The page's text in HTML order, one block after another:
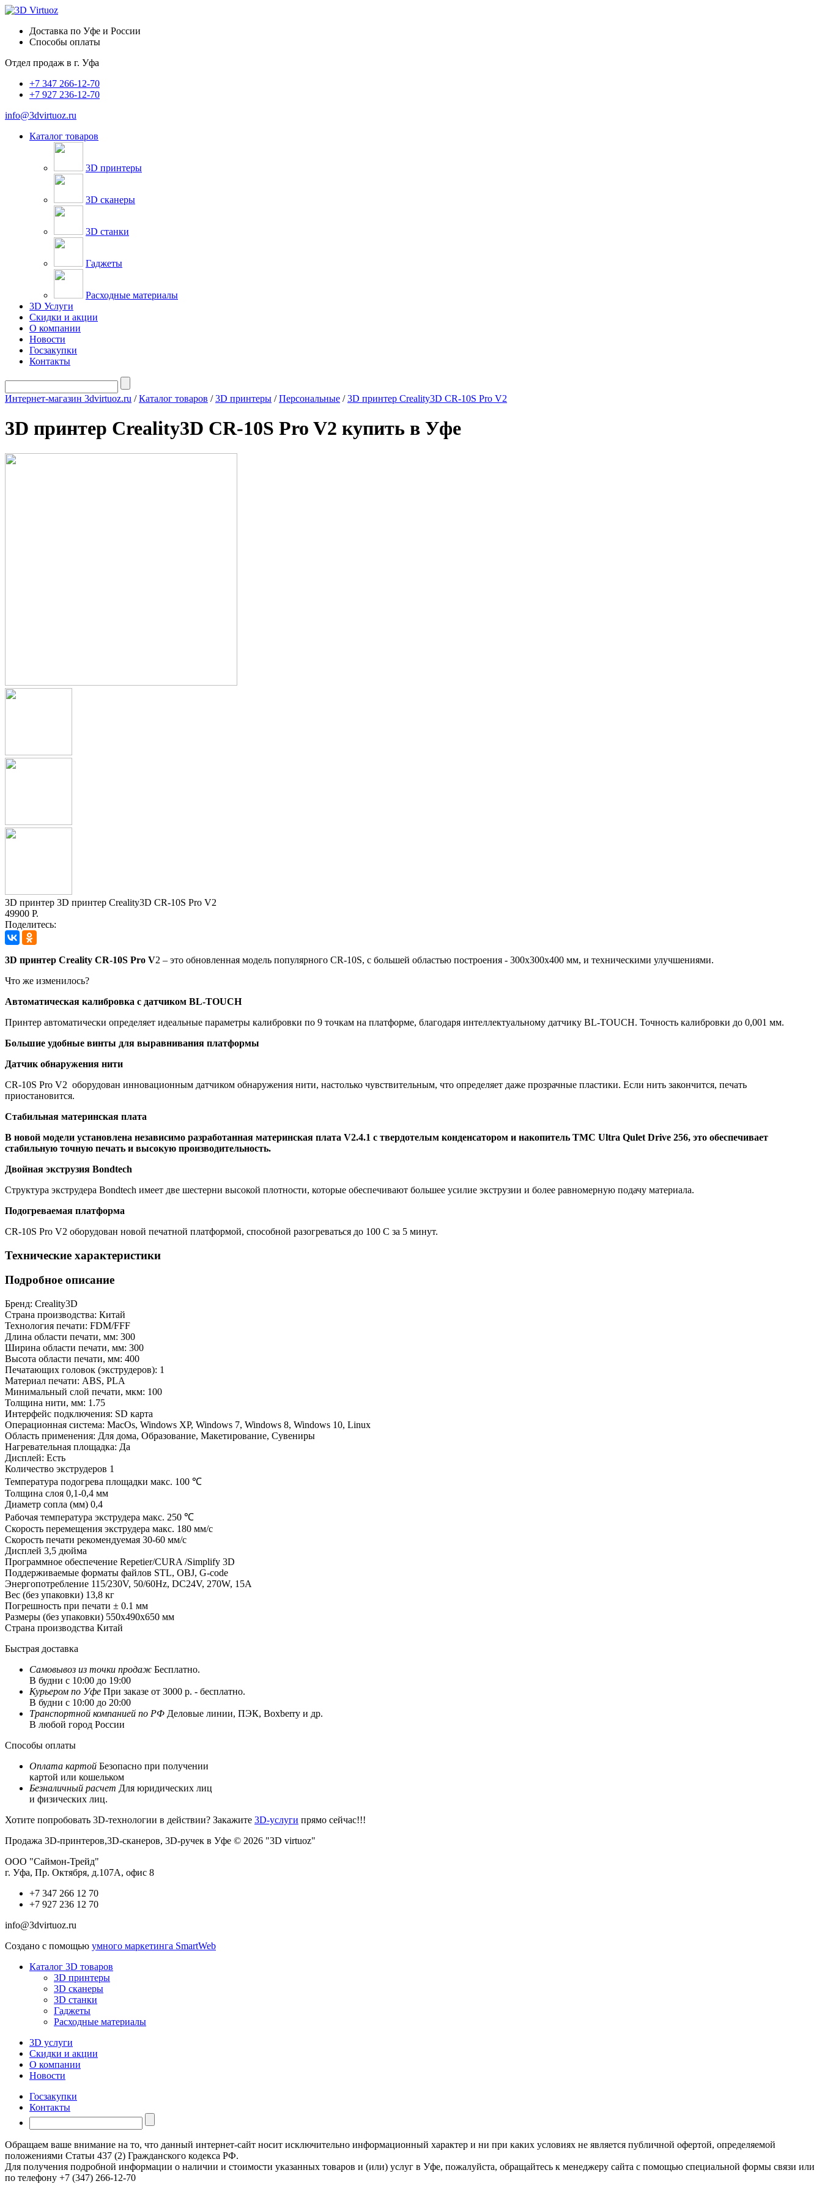
Доставка по Уфе и России
Способы оплаты
Отдел продаж в г. Уфа
+7 347 266-12-70
+7 927 236-12-70
info@3dvirtuoz.ru
Каталог товаров
3D принтеры
3D сканеры
3D станки
Гаджеты
Расходные материалы
3D Услуги
Скидки и акции
О компании
Новости
Госзакупки
Контакты
Интернет-магазин 3dvirtuoz.ru /Каталог товаров /3D принтеры /Персональные /3D принтер Creality3D CR-10S Pro V2
3D принтер Creality3D CR-10S Pro V2 купить в Уфе
3D принтер 3D принтер Creality3D CR-10S Pro V2
49900 Р.
Поделитесь:
3D принтер Creality CR-10S Pro V2 – это обновленная модель популярного CR-10S, с большей областью построения - 300х300х400 мм, и техническими улучшениями.
Что же изменилось?
Автоматическая калибровка с датчиком BL-TOUCH
Принтер автоматически определяет идеальные параметры калибровки по 9 точкам на платформе, благодаря интеллектуальному датчику BL-TOUCH. Точность калибровки до 0,001 мм.
Большие удобные винты для выравнивания платформы
Датчик обнаружения нити
CR-10S Pro V2 оборудован инновационным датчиком обнаружения нити, настолько чувствительным, что определяет даже прозрачные пластики. Если нить закончится, печать
приостановится.
Стабильная материнская плата
В новой модели установлена независимо разработанная материнская плата V2.4.1 с твердотелым конденсатором и накопитель TMC Ultra Qulet Drive 256, это обеспечивает
стабильную точную печать и высокую производительность.
Двойная экструзия Bondtech
Структура экструдера Bondtech имеет две шестерни высокой плотности, которые обеспечивают большее усилие экструзии и более равномерную подачу материала.
Подогреваемая платформа
CR-10S Pro V2 оборудован новой печатной платформой, способной разогреваться до 100 С за 5 минут.
Технические характеристики
Подробное описание
Бренд: Creality3D
Страна производства: Китай
Технология печати: FDM/FFF
Длина области печати, мм: 300
Ширина области печати, мм: 300
Высота области печати, мм: 400
Печатающих головок (экструдеров): 1
Материал печати: ABS, PLA
Минимальный слой печати, мкм: 100
Толщина нити, мм: 1.75
Интерфейс подключения: SD карта
Операционная система: MacOs, Windows XP, Windows 7, Windows 8, Windows 10, Linux
Область применения: Для дома, Образование, Макетирование, Сувениры
Нагревательная площадка: Да
Дисплей: Есть
Количество экструдеров 1
Температура подогрева площадки макс. 100 ℃
Толщина слоя 0,1-0,4 мм
Диаметр сопла (мм) 0,4
Рабочая температура экструдера макс. 250 ℃
Скорость перемещения экструдера макс. 180 мм/с
Скорость печати рекомендуемая 30-60 мм/с
Дисплей 3,5 дюйма
Программное обеспечение Repetier/CURA /Simplify 3D
Поддерживаемые форматы файлов STL, OBJ, G-code
Энергопотребление 115/230V, 50/60Hz, DC24V, 270W, 15A
Вес (без упаковки) 13,8 кг
Погрешность при печати ± 0.1 мм
Размеры (без упаковки) 550х490х650 мм
Страна производства Китай
Быстрая доставка
Самовывоз из точки продаж Бесплатно.
В будни с 10:00 до 19:00
Курьером по Уфе При заказе от 3000 р. - бесплатно.
В будни с 10:00 до 20:00
Транспортной компанией по РФ Деловые линии, ПЭК, Boxberry и др.
В любой город России
Способы оплаты
Оплата картой Безопасно при получении
картой или кошельком
Безналичный расчет Для юридических лиц
и физических лиц.
Хотите попробовать 3D-технологии в действии? Закажите 3D-услуги прямо сейчас!!!
Продажа 3D-принтеров,3D-сканеров, 3D-ручек в Уфе © 2026 "3D virtuoz"
ООО "Саймон-Трейд"
г. Уфа, Пр. Октября, д.107А, офис 8
+7 347 266 12 70
+7 927 236 12 70
info@3dvirtuoz.ru
Создано с помощью умного маркетинга SmartWeb
Каталог 3D товаров
3D принтеры
3D сканеры
3D станки
Гаджеты
Расходные материалы
3D услуги
Скидки и акции
О компании
Новости
Госзакупки
Контакты
Обращаем ваше внимание на то, что данный интернет-сайт носит исключительно информационный характер и ни при каких условиях не является публичной офертой, определяемой
положениями Статьи 437 (2) Гражданского кодекса РФ.
Для получения подробной информации о наличии и стоимости указанных товаров и (или) услуг в Уфе, пожалуйста, обращайтесь к менеджеру сайта с помощью специальной формы связи или
по телефону +7 (347) 266-12-70